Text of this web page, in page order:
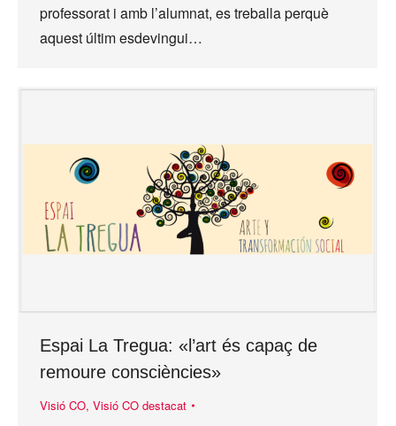
professorat i amb l’alumnat, es treballa perquè
aquest últim esdevingui…
Espai La Tregua: «l’art és capaç de
remoure consciències»
Visió CO, Visió CO destacat